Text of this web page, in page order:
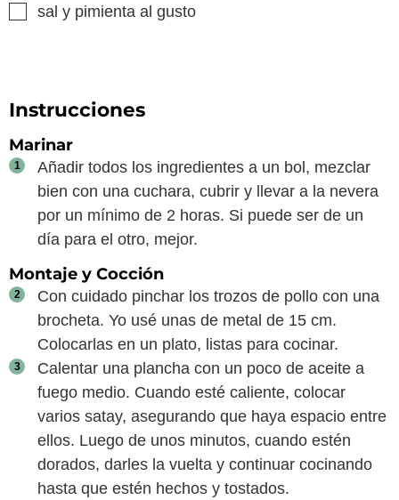
▢
sal y pimienta al gusto
Instrucciones
Marinar
Añadir todos los ingredientes a un bol, mezclar
bien con una cuchara, cubrir y llevar a la nevera
por un mínimo de 2 horas. Si puede ser de un
día para el otro, mejor.
Montaje y Cocción
Con cuidado pinchar los trozos de pollo con una
brocheta. Yo usé unas de metal de 15 cm.
Colocarlas en un plato, listas para cocinar.
Calentar una plancha con un poco de aceite a
fuego medio. Cuando esté caliente, colocar
varios satay, asegurando que haya espacio entre
ellos. Luego de unos minutos, cuando estén
dorados, darles la vuelta y continuar cocinando
hasta que estén hechos y tostados.